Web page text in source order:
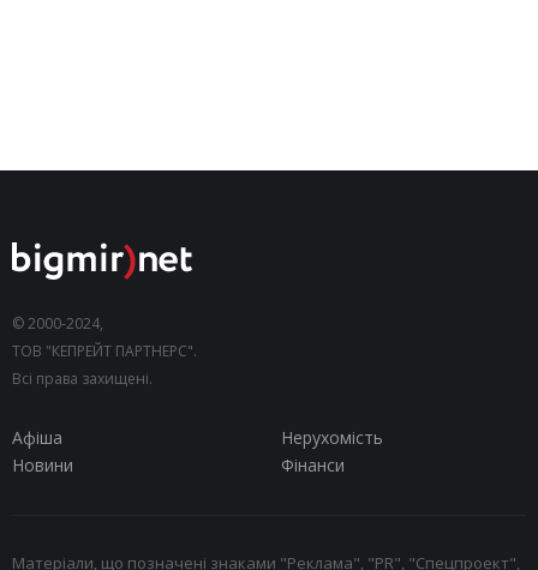
© 2000-2024,
ТОВ "КЕПРЕЙТ ПАРТНЕРС".
Всі права захищені.
Афіша
Нерухомість
Новини
Фінанси
Матеріали, що позначені знаками "Реклама", "PR", "Спецпроект",